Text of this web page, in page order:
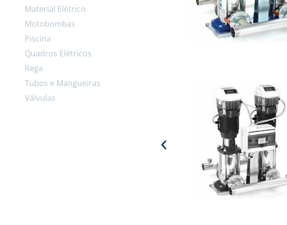
Material Elétrico
Motobombas
Piscina
Quadros Elétricos
Rega
Tubos e Mangueiras
Válvulas